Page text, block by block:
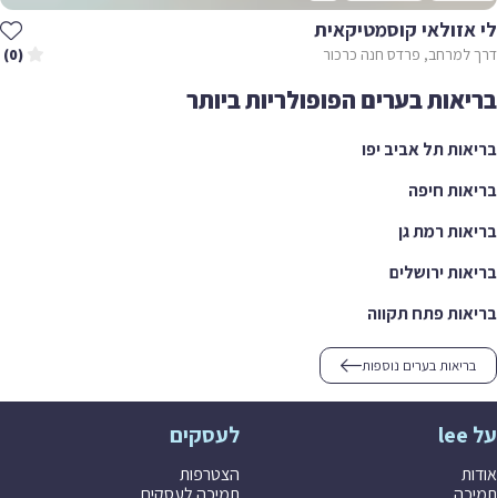
לי אזולאי קוסמטיקאית
דרך למרחב, פרדס חנה כרכור (0)
בריאות בערים הפופולריות ביותר
בריאות תל אביב יפו
בריאות חיפה
בריאות רמת גן
בריאות ירושלים
בריאות פתח תקווה
בריאות בערים נוספות
על lee
אודות
לעסקים
הצטרפות